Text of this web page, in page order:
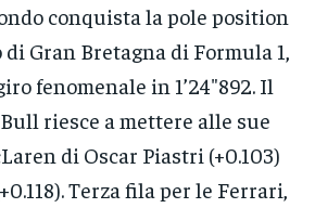
conquista la pole position
Gran Bretagna di Formula 1,
fenomenale in 1’24″892. Il
riesce a mettere alle sue
di Oscar Piastri (+0.103)
Terza fila per le Ferrari,